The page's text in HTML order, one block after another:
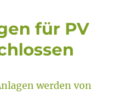
für PV
werden von